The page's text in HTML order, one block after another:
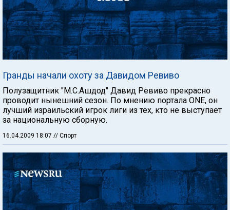
Гранды начали охоту за Давидом Ревиво
Полузащитник "М.С.Ашдод" Давид Ревиво прекрасно
проводит нынешний сезон. По мнению портала ONE, он
лучший израильский игрок лиги из тех, кто не выступает
за национальную сборную.
16.04.2009 18:07 // Спорт